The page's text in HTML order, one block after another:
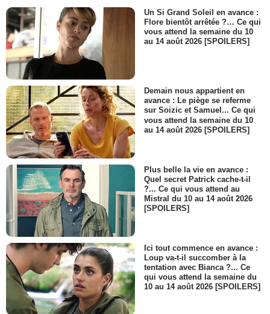
Un Si Grand Soleil en avance :
Flore bientôt arrêtée ?… Ce qui
vous attend la semaine du 10
au 14 août 2026 [SPOILERS]
Demain nous appartient en
avance : Le piège se referme
sur Soizic et Samuel... Ce qui
vous attend la semaine du 10
au 14 août 2026 [SPOILERS]
Plus belle la vie en avance :
Quel secret Patrick cache-t-il
?... Ce qui vous attend au
Mistral du 10 au 14 août 2026
[SPOILERS]
Ici tout commence en avance :
Loup va-t-il succomber à la
tentation avec Bianca ?... Ce
qui vous attend la semaine du
10 au 14 août 2026 [SPOILERS]